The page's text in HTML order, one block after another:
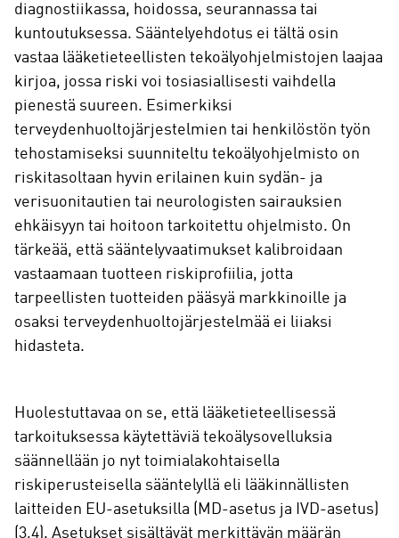
diagnostiikassa, hoidossa, seurannassa tai
kuntoutuksessa. Sääntelyehdotus ei tältä osin
vastaa lääketieteellisten tekoälyohjelmistojen laajaa
kirjoa, jossa riski voi tosiasiallisesti vaihdella
pienestä suureen. Esimerkiksi
terveydenhuoltojärjestelmien tai henkilöstön työn
tehostamiseksi suunniteltu tekoälyohjelmisto on
riskitasoltaan hyvin erilainen kuin sydän- ja
verisuonitautien tai neurologisten sairauksien
ehkäisyyn tai hoitoon tarkoitettu ohjelmisto. On
tärkeää, että sääntelyvaatimukset kalibroidaan
vastaamaan tuotteen riskiprofiilia, jotta
tarpeellisten tuotteiden pääsyä markkinoille ja
osaksi terveydenhuoltojärjestelmää ei liiaksi
hidasteta.
Huolestuttavaa on se, että lääketieteellisessä
tarkoituksessa käytettäviä tekoälysovelluksia
säännellään jo nyt toimialakohtaisella
riskiperusteisella sääntelyllä eli lääkinnällisten
laitteiden EU-asetuksilla (MD-asetus ja IVD-asetus)
(3,4). Asetukset sisältävät merkittävän määrän